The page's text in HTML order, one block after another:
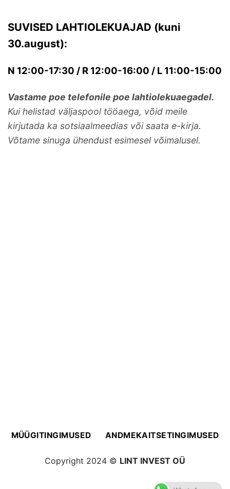
SUVISED LAHTIOLEKUAJAD (kuni
30.august):
N 12:00-17:30 / R 12:00-16:00 / L 11:00-15:00
Vastame poe telefonile poe lahtiolekuaegadel.
Kui helistad väljaspool tööaega, võid meile
kirjutada ka sotsiaalmeedias või saata e-kirja.
Võtame sinuga ühendust esimesel võimalusel.
MÜÜGITINGIMUSED ANDMEKAITSETINGIMUSED
Copyright 2024 © LINT INVEST OÜ